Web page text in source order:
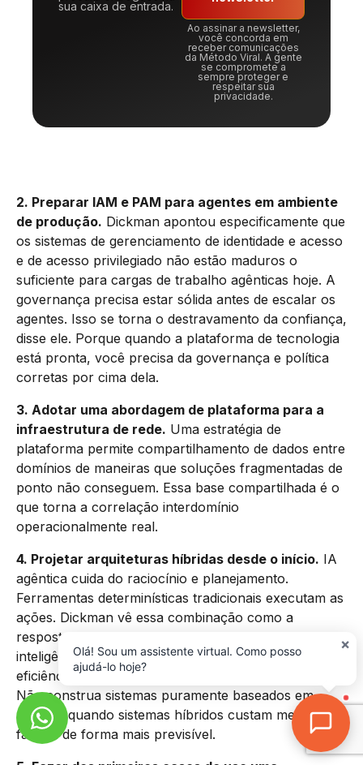
sua caixa de entrada.
Ao assinar a newsletter,
você concorda em
receber comunicações
da Método Viral. A gente
se compromete a
sempre proteger e
respeitar sua
privacidade.
2. Preparar IAM e PAM para agentes em ambiente
de produção. Dickman apontou especificamente que
os sistemas de gerenciamento de identidade e acesso
e de acesso privilegiado não estão maduros o
suficiente para cargas de trabalho agênticas hoje. A
governança precisa estar sólida antes de escalar os
agentes. Isso se torna o destravamento da confiança,
disse ele. Porque quando a plataforma de tecnologia
está pronta, você precisa da governança e política
corretas por cima dela.
3. Adotar uma abordagem de plataforma para a
infraestrutura de rede. Uma estratégia de
plataforma permite compartilhamento de dados entre
domínios de maneiras que soluções fragmentadas de
ponto não conseguem. Essa base compartilhada é o
que torna a correlação interdomínio
operacionalmente real.
4. Projetar arquiteturas híbridas desde o início. IA
agêntica cuida do raciocínio e planejamento.
Ferramentas determinísticas tradicionais executam as
ações. Dickman vê essa combinação como a
resposta para a economia de tokens, entregando a
inteligência dos modelos de fundação com a
eficiência e previsibilidade do software convencional.
Não construa sistemas puramente baseados em
agentes quando sistemas híbridos custam menos e
falham de forma mais previsível.
×
Olá! Sou um assistente virtual. Como posso
ajudá-lo hoje?